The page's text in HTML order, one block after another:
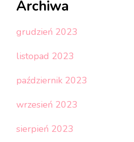
Archiwa
grudzień 2023
listopad 2023
październik 2023
wrzesień 2023
sierpień 2023